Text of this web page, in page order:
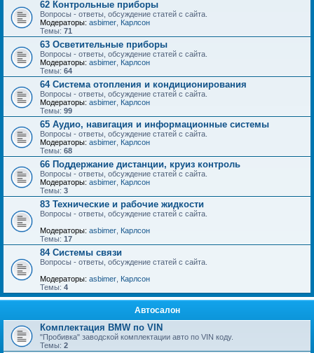
62 Контрольные приборы
Вопросы - ответы, обсуждение статей с сайта.
Модераторы: asbimer Карлсон
Темы: 71
63 Осветительные приборы
Вопросы - ответы, обсуждение статей с сайта.
Модераторы: asbimer Карлсон
Темы: 64
64 Система отопления и кондиционирования
Вопросы - ответы, обсуждение статей с сайта.
Модераторы: asbimer Карлсон
Темы: 99
65 Аудио, навигация и информационные системы
Вопросы - ответы, обсуждение статей с сайта.
Модераторы: asbimer Карлсон
Темы: 68
66 Поддержание дистанции, круиз контроль
Вопросы - ответы, обсуждение статей с сайта.
Модераторы: asbimer Карлсон
Темы: 3
83 Технические и рабочие жидкости
Вопросы - ответы, обсуждение статей с сайта.
Модераторы: asbimer Карлсон
Темы: 17
84 Системы связи
Вопросы - ответы, обсуждение статей с сайта.
Модераторы: asbimer Карлсон
Темы: 4
Автосалон
Комплектация BMW по VIN
"Пробивка" заводской комплектации авто по VIN коду.
Темы: 2